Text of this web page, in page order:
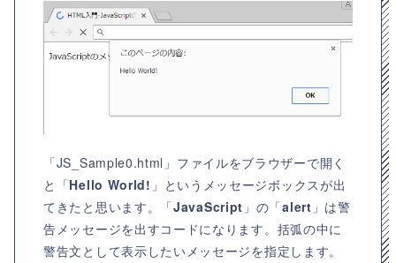
「JS_Sample0.html」ファイルをブラウザーで開く
と「Hello World! 」というメッセージボックスが出
てきたと思います。「JavaScript 」の「alert 」は警
告メッセージを出すコードになります。括弧の中に
警告文として表示したいメッセージを指定します。